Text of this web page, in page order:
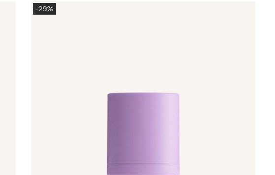
-29%